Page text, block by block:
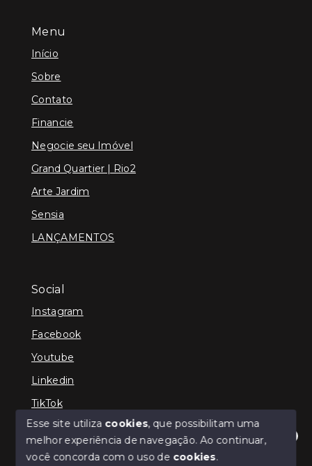
Olá! Estamos disponíveis para te ajudar.
Menu
Início
Sobre
Contato
Financie
Negocie seu Imóvel
Grand Quartier | Rio2
Arte Jardim
Sensia
LANÇAMENTOS
Social
Instagram
Facebook
Youtube
Linkedin
TikTok
© Copyright 2026 - TEFE IMÓVEIS - Todos os direitos
Esse site utiliza cookies, que possibilitam uma
melhor experiência de navegação.Ao continuar,
você concorda com o uso de cookies.